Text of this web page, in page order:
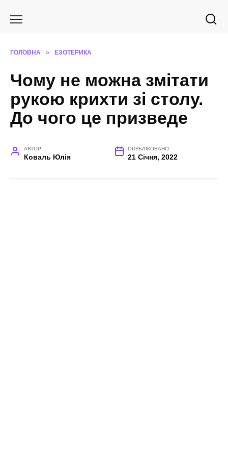
ГОЛОВНА » ЕЗОТЕРИКА
Чому не можна змітати
рукою крихти зі столу.
До чого це призведе
АВТОР
Коваль Юлія
ОПУБЛІКОВАНО
21 Січня, 2022